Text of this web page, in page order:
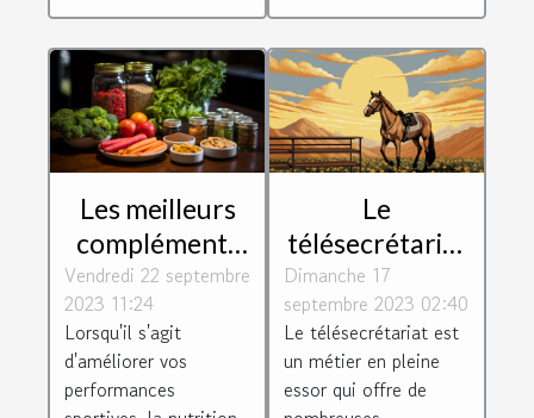
Les meilleurs
compléments
alimentaires
pour booster
vos
performances
Vendredi 22 septembre
2023 11:24
Lorsqu'il s'agit
d'améliorer vos
performances
Le
télésecrétariat
: un métier
d'avenir
Dimanche 17
septembre 2023 02:40
Le télésecrétariat est
un métier en pleine
essor qui offre de